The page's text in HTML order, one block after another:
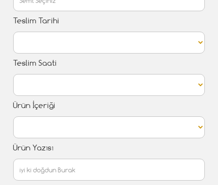
Teslim Tarihi
Teslim Saati
Ürün İçeriği
Ürün Yazısı